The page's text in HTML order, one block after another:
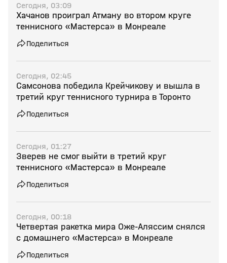
Сегодня, 03:09
Хачанов проиграл Атману во втором круге
теннисного «Мастерса» в Монреале
Поделиться
Сегодня, 02:45
Самсонова победила Крейчикову и вышла в
третий круг теннисного турнира в Торонто
Поделиться
Сегодня, 01:27
Зверев не смог выйти в третий круг
теннисного «Мастерса» в Монреале
Поделиться
Сегодня, 00:18
Четвертая ракетка мира Оже‑Аляссим снялся
с домашнего «Мастерса» в Монреале
Поделиться